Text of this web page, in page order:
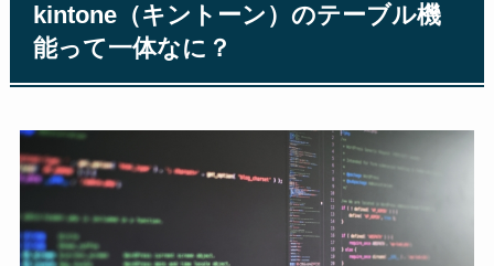
kintone（キントーン）のテーブル機
能って一体なに？